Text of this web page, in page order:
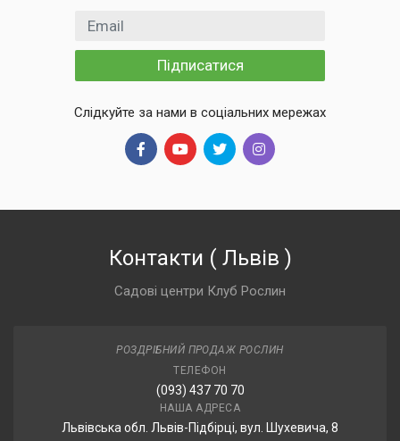
Email
Підписатися
Слідкуйте за нами в соціальних мережах
Контакти ( Львів )
Садові центри Клуб Рослин
РОЗДРІБНИЙ ПРОДАЖ РОСЛИН
ТЕЛЕФОН
(093) 437 70 70
НАША АДРЕСА
Львівська обл. Львів-Підбірці, вул. Шухевича, 8